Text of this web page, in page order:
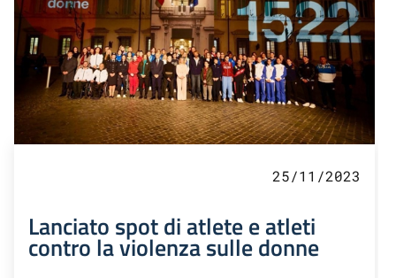
25/11/2023
Lanciato spot di atlete e atleti
contro la violenza sulle donne